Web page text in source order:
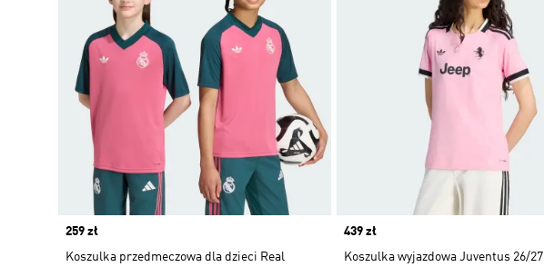
Price
259 zł
Koszulka przedmeczowa dla dzieci Real
Price
439 zł
Koszulka wyjazdowa Juventus 26/27